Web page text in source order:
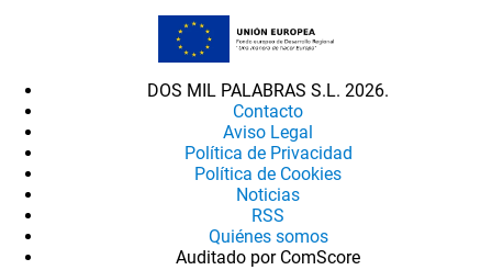
DOS MIL PALABRAS S.L. 2026.
Contacto
Aviso Legal
Política de Privacidad
Política de Cookies
Noticias
RSS
Quiénes somos
Auditado por ComScore